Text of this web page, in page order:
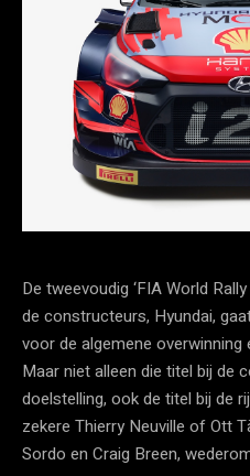
De tweevoudig ‘FIA World
de constructeurs, Hyundai,
voor de algemene
Maar niet alleen die titel bij de
doelstelling, ook de titel bij de
zekere Thierry Neuville of Ott
Sordo en Craig Breen,